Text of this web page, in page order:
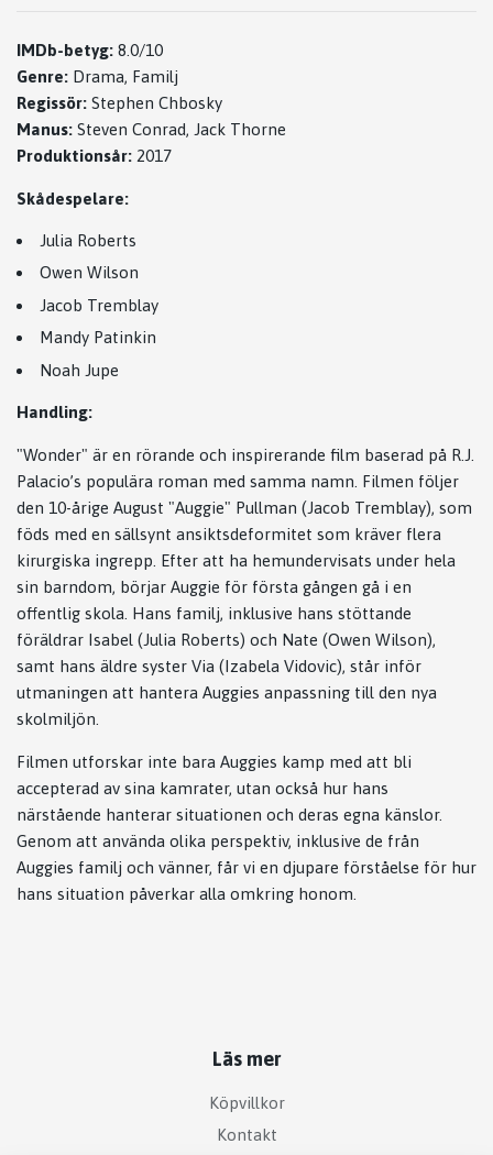
IMDb-betyg: 8.0/10
Genre: Drama, Familj
Regissör: Stephen Chbosky
Manus: Steven Conrad, Jack Thorne
Produktionsår: 2017
Skådespelare:
Julia Roberts
Owen Wilson
Jacob Tremblay
Mandy Patinkin
Noah Jupe
Handling:
"Wonder" är en rörande och inspirerande film baserad på R.J.
Palacio’s populära roman med samma namn. Filmen följer
den 10-årige August "Auggie" Pullman (Jacob Tremblay), som
föds med en sällsynt ansiktsdeformitet som kräver flera
kirurgiska ingrepp. Efter att ha hemundervisats under hela
sin barndom, börjar Auggie för första gången gå i en
offentlig skola. Hans familj, inklusive hans stöttande
föräldrar Isabel (Julia Roberts) och Nate (Owen Wilson),
samt hans äldre syster Via (Izabela Vidovic), står inför
utmaningen att hantera Auggies anpassning till den nya
skolmiljön.
Filmen utforskar inte bara Auggies kamp med att bli
accepterad av sina kamrater, utan också hur hans
närstående hanterar situationen och deras egna känslor.
Genom att använda olika perspektiv, inklusive de från
Auggies familj och vänner, får vi en djupare förståelse för hur
hans situation påverkar alla omkring honom.
Läs mer
Köpvillkor
Kontakt